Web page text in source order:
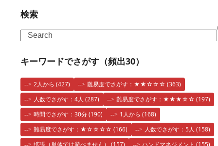
検索
Search
キーワードでさがす（頻出30）
2人から (427) 難易度でさがす：★★☆☆☆ (363)
人数でさがす：4人 (287) 難易度でさがす：★★★☆☆ (197)
時間でさがす：30分(190) 1人から (168)
難易度でさがす：★☆☆☆☆ (166) 人数でさがす：5人 (158)